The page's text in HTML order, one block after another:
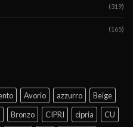
(319)
(165)
Avorio azzurro
Beige
Bronzo CIPRI cipria CU